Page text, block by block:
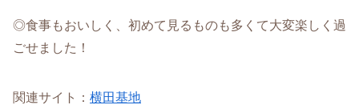
◎食事もおいしく、初めて見るものも多くて大変楽しく過
ごせました！
関連サイト： 横田基地